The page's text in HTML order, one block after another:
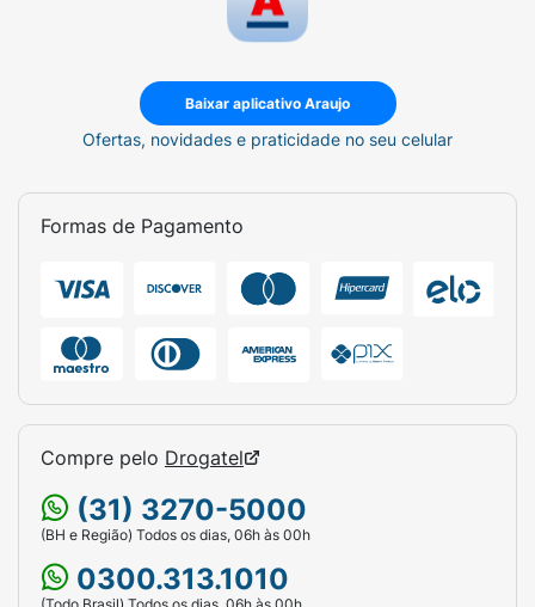
Baixar aplicativo Araujo
Ofertas, novidades e praticidade no seu celular
Formas de Pagamento
Compre pelo Drogatel
(31) 3270-5000
(BH e Região) Todos os dias, 06h às 00h
0300.313.1010